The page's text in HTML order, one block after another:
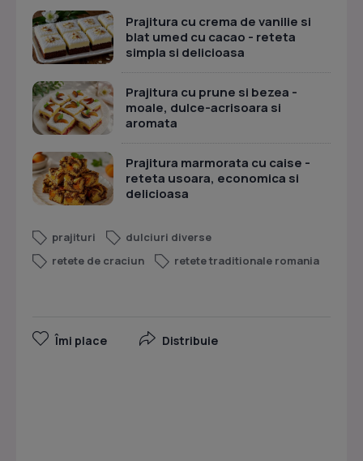
Prajitura cu crema de vanilie si
blat umed cu cacao - reteta
simpla si delicioasa
Prajitura cu prune si bezea -
moale, dulce-acrisoara si
aromata
Prajitura marmorata cu caise -
reteta usoara, economica si
delicioasa
prajituri
dulciuri diverse
retete de craciun
retete traditionale romania
Îmi place Distribuie